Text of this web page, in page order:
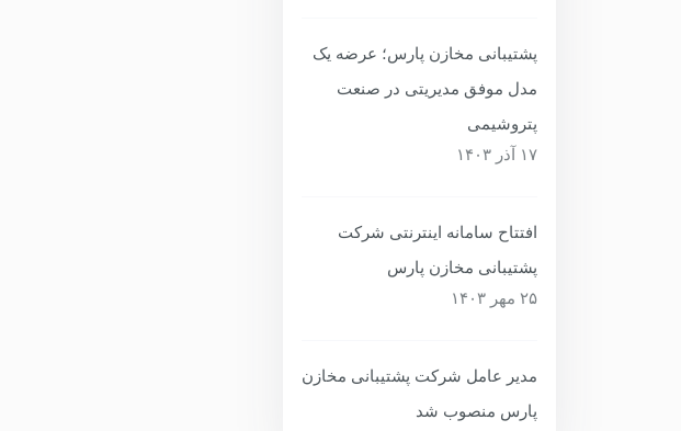
پشتیبانی مخازن پارس؛ عرضه یک
مدل موفق مدیریتی در صنعت
پتروشیمی
۱۷ آذر ۱۴۰۳
افتتاح سامانه اینترنتی شرکت
پشتیبانی مخازن پارس
۲۵ مهر ۱۴۰۳
مدیر عامل شرکت پشتیبانی مخازن
پارس منصوب شد